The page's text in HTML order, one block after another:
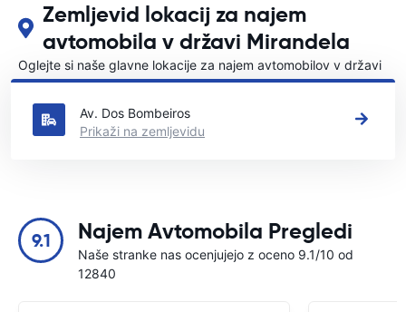
Zemljevid lokacij za najem
avtomobila v državi Mirandela
Oglejte si naše glavne lokacije za najem avtomobilov v državi
Mirandela
Av. Dos Bombeiros
Prikaži na zemljevidu
9.1 Najem Avtomobila Pregledi
Naše stranke nas ocenjujejo z oceno 9.1/10 od
12840